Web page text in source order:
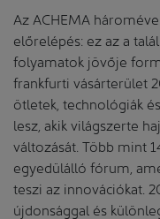
Az ACHEMA
előrelépés: ez az a
folyamatok jövője
frankfurti vásárterület
ötletek, technológiák
lesz, akik világszerte
változását. Több mint
egyedülálló fórum,
teszi az innovációkat.
újdonsággal és